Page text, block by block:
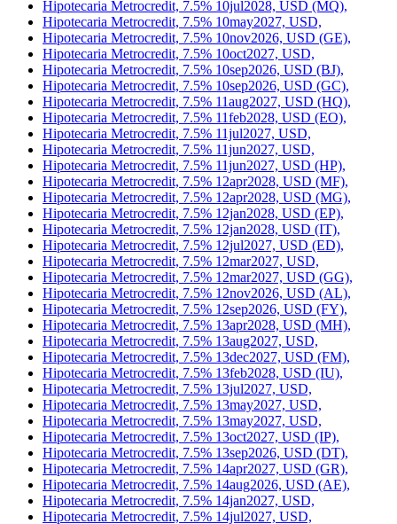
Hipotecaria Metrocredit, 7.5% 10jan2027, USD,
Hipotecaria Metrocredit, 7.5% 10jan2027, USD (GD),
Hipotecaria Metrocredit, 7.5% 10jul2028, USD (FY),
Hipotecaria Metrocredit, 7.5% 10jul2028, USD (MQ),
Hipotecaria Metrocredit, 7.5% 10may2027, USD,
Hipotecaria Metrocredit, 7.5% 10nov2026, USD (GE),
Hipotecaria Metrocredit, 7.5% 10oct2027, USD,
Hipotecaria Metrocredit, 7.5% 10sep2026, USD (BJ),
Hipotecaria Metrocredit, 7.5% 10sep2026, USD (GC),
Hipotecaria Metrocredit, 7.5% 11aug2027, USD (HQ),
Hipotecaria Metrocredit, 7.5% 11feb2028, USD (EO),
Hipotecaria Metrocredit, 7.5% 11jul2027, USD,
Hipotecaria Metrocredit, 7.5% 11jun2027, USD,
Hipotecaria Metrocredit, 7.5% 11jun2027, USD (HP),
Hipotecaria Metrocredit, 7.5% 12apr2028, USD (MF),
Hipotecaria Metrocredit, 7.5% 12apr2028, USD (MG),
Hipotecaria Metrocredit, 7.5% 12jan2028, USD (EP),
Hipotecaria Metrocredit, 7.5% 12jan2028, USD (IT),
Hipotecaria Metrocredit, 7.5% 12jul2027, USD (ED),
Hipotecaria Metrocredit, 7.5% 12mar2027, USD,
Hipotecaria Metrocredit, 7.5% 12mar2027, USD (GG),
Hipotecaria Metrocredit, 7.5% 12nov2026, USD (AL),
Hipotecaria Metrocredit, 7.5% 12sep2026, USD (FY),
Hipotecaria Metrocredit, 7.5% 13apr2028, USD (MH),
Hipotecaria Metrocredit, 7.5% 13aug2027, USD,
Hipotecaria Metrocredit, 7.5% 13dec2027, USD (FM),
Hipotecaria Metrocredit, 7.5% 13feb2028, USD (IU),
Hipotecaria Metrocredit, 7.5% 13jul2027, USD,
Hipotecaria Metrocredit, 7.5% 13may2027, USD,
Hipotecaria Metrocredit, 7.5% 13may2027, USD,
Hipotecaria Metrocredit, 7.5% 13oct2027, USD (IP),
Hipotecaria Metrocredit, 7.5% 13sep2026, USD (DT),